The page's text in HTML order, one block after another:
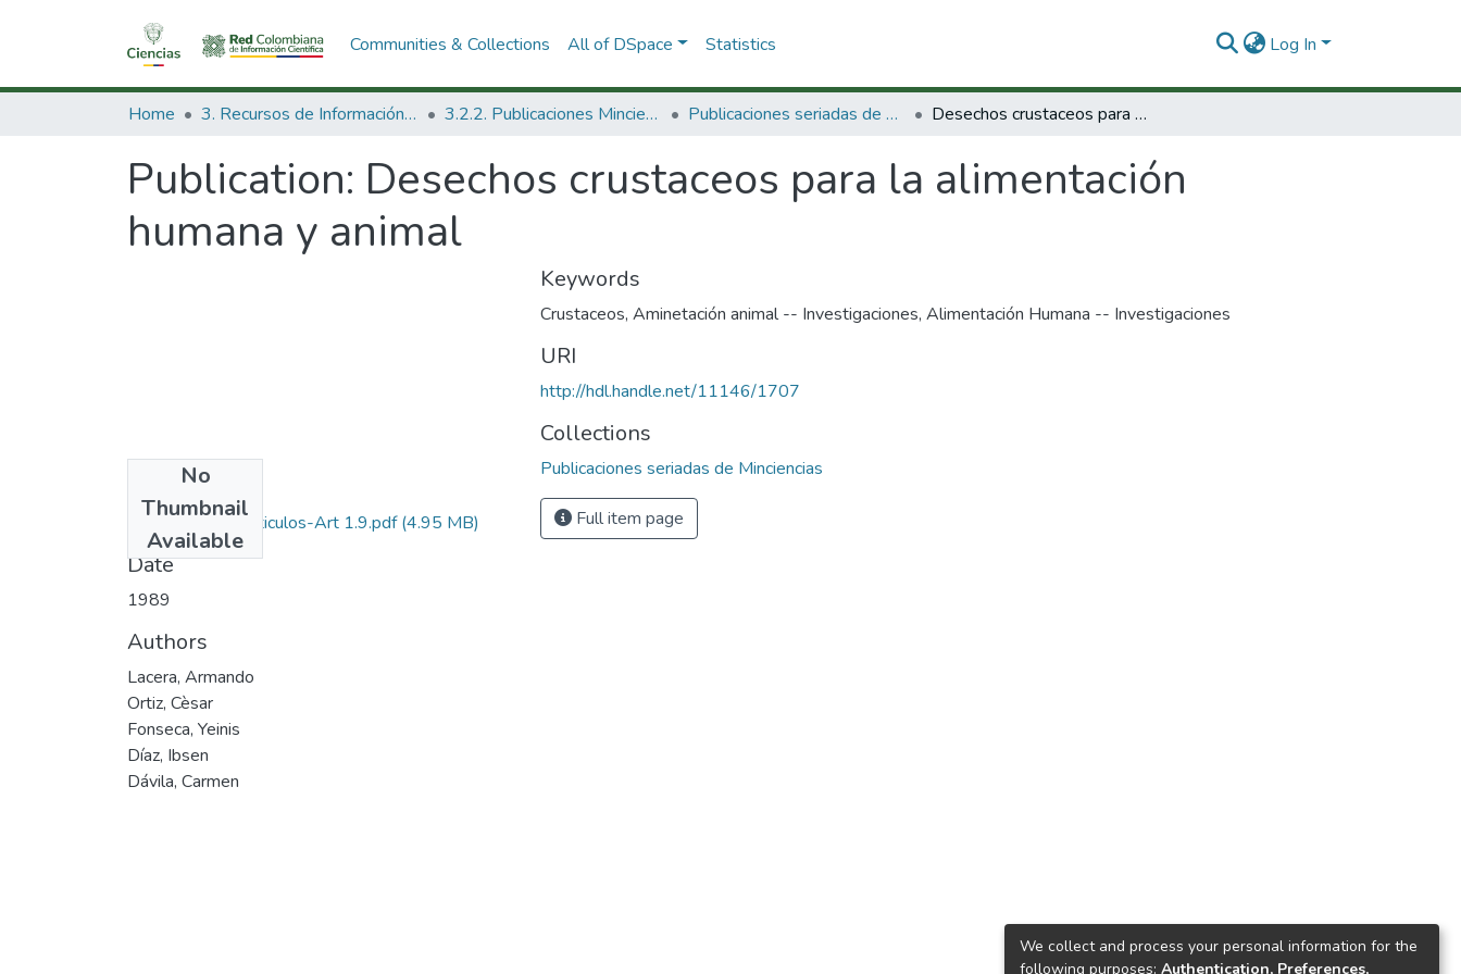
Communities & Collections All of DSpace Statistics Log In
Home 3. Recursos de Información Científica y Tecnológica 3.2.2. Publicaciones Minciencias Publicaciones seriadas de Minciencias Desechos crustaceos para la alimentación humana y animal
Publication: Desechos crustaceos para la alimentación
humana y animal
No
Thumbnail
Available
1989-V7-N1-Articulos-Art 1.9.pdf(4.95 MB)
Date
1989
Authors
Lacera, Armando
Ortiz, Cèsar
Fonseca, Yeinis
Díaz, Ibsen
Dávila, Carmen
Keywords
Crustaceos, Aminetación animal -- Investigaciones, Alimentación Humana -- Investigaciones
URI
http://hdl.handle.net/11146/1707
Collections
Publicaciones seriadas de Minciencias
Full item page
We collect and process your personal information for the
following purposes: Authentication, Preferences,